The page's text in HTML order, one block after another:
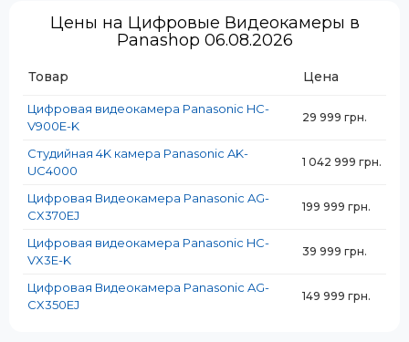
видеокамер Panasonic
Высокое качество изображения– съёмка в
цветопередачей и высоким динамическим
Оптическая стабилизация изображения– чёткое
Профессиональный звук– поддержка внешних
микрофонов и адаптеров XLR для записи
студийного качества.
Эргономичный дизайн
– компактные корпуса и
Совместимость с аксессуарами– широкая
экосистема объективов и дополнительных
устройств для расширения функционала.
Цены на Цифровые Видеокамеры в
Panashop 06.08.2026
Товар Цена
Цифровая видеокамера Panasonic HC-
V900E-K
29 999 грн.
Студийная 4K камера Panasonic AK-
UC4000
1 042 999 грн.
Цифровая Видеокамера Panasonic AG-
CX370EJ
199 999 грн.
Цифровая видеокамера Panasonic HC-
VX3E-K
39 999 грн.
Цифровая Видеокамера Panasonic AG-
CX350EJ
149 999 грн.